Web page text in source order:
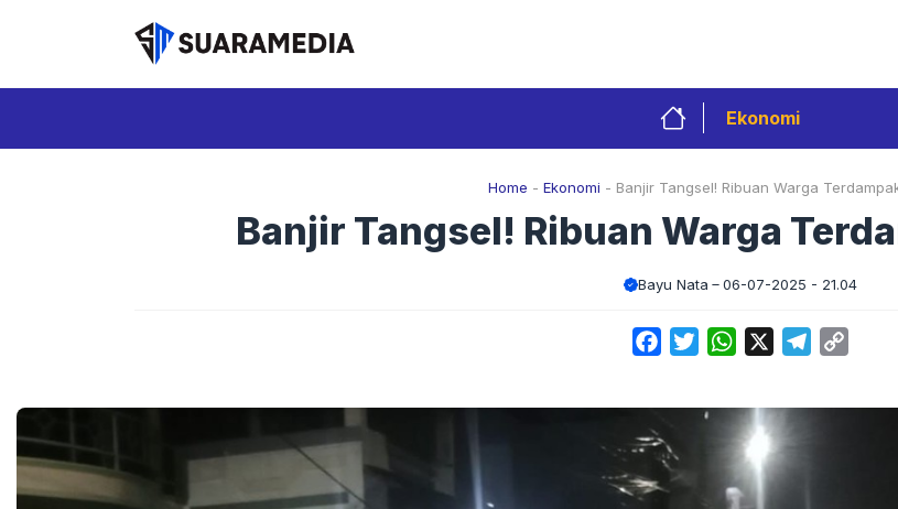
Ekonomi
Home - Ekonomi - Banjir Tangsel! Ribuan Warga
Banjir Tangsel! Ribuan Warga
Bayu Nata 06-07-2025 - 21.04
FacebookTwitterWhatsApp Telegram